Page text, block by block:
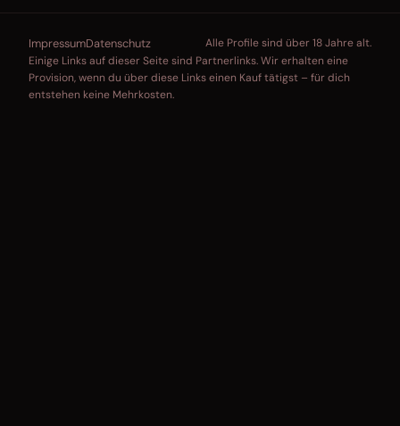
ImpressumDatenschutz
Alle Profile sind über 18 Jahre alt.
Einige Links auf dieser Seite sind Partnerlinks. Wir erhalten eine
Provision, wenn du über diese Links einen Kauf tätigst – für dich
entstehen keine Mehrkosten.